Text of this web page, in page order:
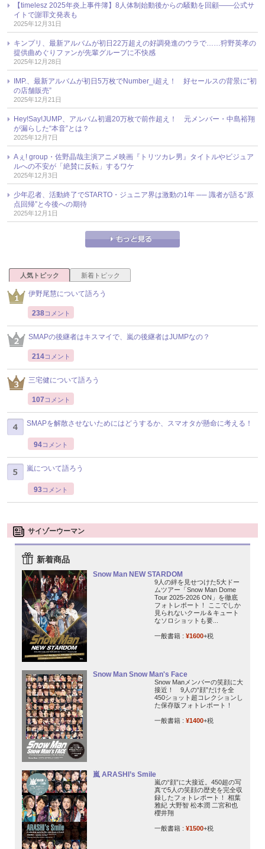
【timelesz 2025年炎上事件簿】8人体制始動後からの騒動を回顧――公式サ
イトで謝罪文発表も
2025年12月31日
キンプリ、最新アルバムが初日22万超えの好調発進のウラで……狩野英孝の
提供曲めぐりファンが先輩グループに不快感
2025年12月28日
IMP.、最新アルバムが初日5万枚でNumber_i超え！ 好セールスの背景に“初
の店舗販売”
2025年12月21日
Hey!Say!JUMP、アルバム初週20万枚で前作超え！ 元メンバー・中島裕翔
が漏らした“本音”とは？
2025年12月7日
Aぇ! group・佐野晶哉主演アニメ映画『トリツカレ男』タイトルやビジュア
ルへの不安が「絶賛に反転」するワケ
2025年12月3日
少年忍者、活動終了でSTARTO・ジュニア界は激動の1年 ── 識者が語る“原
点回帰”と今後への期待
2025年12月1日
人気トピック 新着トピック
伊野尾慧について語ろう
238コメント
SMAPの後継者はキスマイで、嵐の後継者はJUMPなの？
214コメント
三宅健について語ろう
107 コメント
SMAPを解散させないためにはどうするか、スマオタが懸命に考える！
94コメント
嵐について語ろう
93コメント
サイゾーウーマン
新着商品
Snow Man NEW STARDOM
9人の絆を見せつけた5大ドー
ムツアー「Snow Man Dome
Tour 2025-2026 ON」を徹底
フォトレポート！ ここでしか
見られないクール＆キュート
なソロショットも要...
一般書籍 : ¥1600+税
Snow Man Snow Man's Face
Snow Manメンバーの笑顔に大
接近！ 9人の“顔”だけを全
450ショット超コレクションし
た保存版フォトレポート！
一般書籍 : ¥1400+税
嵐 ARASHI’s Smile
嵐の“顔”に大接近。450超の写
真で5人の笑顔の歴史を完全収
録したフォトレポート！ 相葉
雅紀 大野智 松本潤 二宮和也
櫻井翔
一般書籍 : ¥1500+税